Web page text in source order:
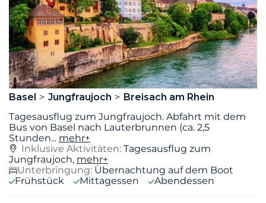
Basel Jungfraujoch
Breisach am Rhein
Tagesausflug zum Jungfraujoch. Abfahrt mit dem
Bus von Basel nach Lauterbrunnen (ca. 2,5
Stunden... mehr+
Inklusive Aktivitäten: Tagesausflug zum
Jungfraujoch, mehr+
Unterbringung: Übernachtung auf dem Boot
Frühstück
Mittagessen Abendessen